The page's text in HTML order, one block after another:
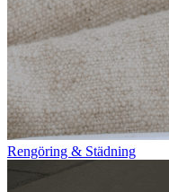
Rengöring & Städning